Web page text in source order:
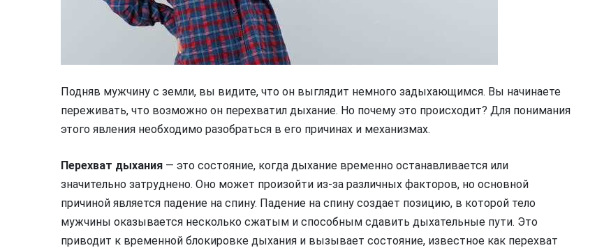
Подняв мужчину с земли, вы видите, что он выглядит немного задыхающимся. Вы начинаете
переживать, что возможно он перехватил дыхание. Но почему это происходит? Для понимания
этого явления необходимо разобраться в его причинах и механизмах.
Перехват дыхания — это состояние, когда дыхание временно останавливается или
значительно затруднено. Оно может произойти из-за различных факторов, но основной
причиной является падение на спину. Падение на спину создает позицию, в которой тело
мужчины оказывается несколько сжатым и способным сдавить дыхательные пути. Это
приводит к временной блокировке дыхания и вызывает состояние, известное как перехват